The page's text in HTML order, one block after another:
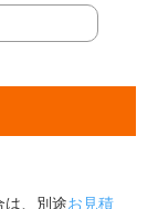
は、別途お見積